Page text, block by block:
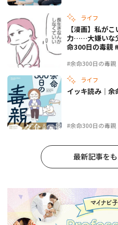
ライフ
#余命300日の毒親
【漫画】私が
力……大嫌いな
命300日の毒親
ライフ
#余命300日の毒親
イッキ読み｜
最新記事を